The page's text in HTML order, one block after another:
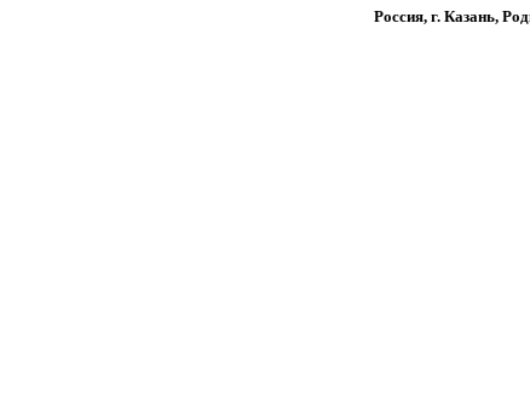
Россия, г. Казань,